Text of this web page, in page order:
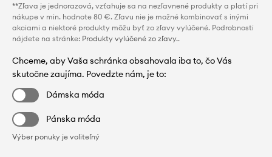
**Zľava je jednorazová, vzťahuje sa na nezľavnené produkty a platí pri
nákupe v min. hodnote 80 €. Zľavu nie je možné kombinovať s inými
akciami a niektoré produkty môžu byť zo zľavy vylúčené. Podrobnosti
nájdete na stránke: Produkty vylúčené zo zľavy..
Chceme, aby Vaša schránka obsahovala iba to, čo Vás
skutočne zaujíma. Povedzte nám, je to:
Dámska móda
Pánska móda
Výber ponuky je voliteľný